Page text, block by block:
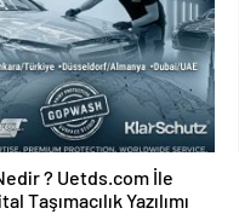
? Uetds.com İle
Taşımacılık Yazılımı